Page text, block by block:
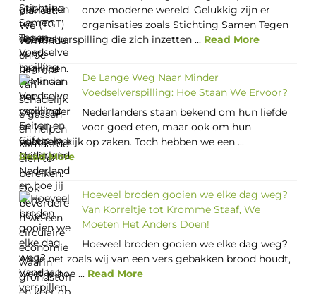
onze moderne wereld. Gelukkig zijn er
organisaties zoals Stichting Samen Tegen
Voedselverspilling die zich inzetten ... Read More
De Lange Weg Naar Minder
Voedselverspilling: Hoe Staan We Ervoor?
Nederlanders staan bekend om hun liefde
voor goed eten, maar ook om hun
nuchtere kijk op zaken. Toch hebben we een ...
Read More
Hoeveel broden gooien we elke dag weg?
Van Korreltje tot Kromme Staaf, We
Moeten Het Anders Doen!
Hoeveel broden gooien we elke dag weg?
Als je net zoals wij van een vers gebakken brood houdt,
weet je hoe ... Read More